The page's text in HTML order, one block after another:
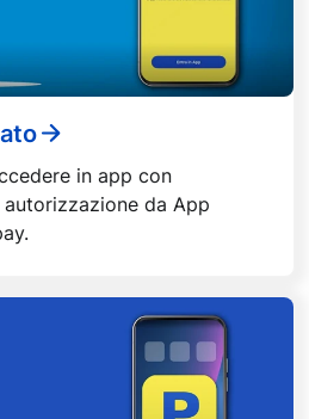
in app con
da App